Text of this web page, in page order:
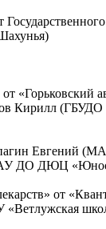
«Горьковский
Кирилл
Евгений
ДО ДЮЦ
от